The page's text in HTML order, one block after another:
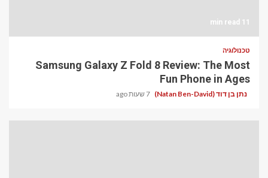
11 min read
טכנולוגיה
Samsung Galaxy Z Fold 8 Review: The Most
Fun Phone in Ages
נתן בן דוד (Natan Ben-David) 7 שעות ago